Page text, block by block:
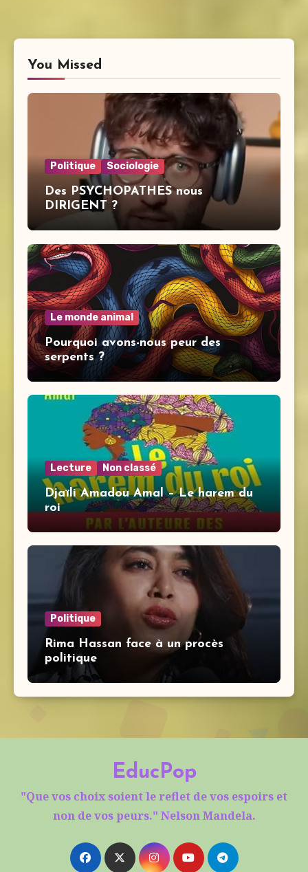
You Missed
Politique Sociologie
Des PSYCHOPATHES nous
DIRIGENT ?
Le monde animal
Pourquoi avons-nous peur des
serpents ?
Lecture Non classé
Djaïli Amadou Amal – Le harem du
roi
Politique
Rima Hassan face à un procès
politique
EducPop
"Que vos choix soient le reflet de vos espoirs et
non de vos peurs." Nelson Mandela.